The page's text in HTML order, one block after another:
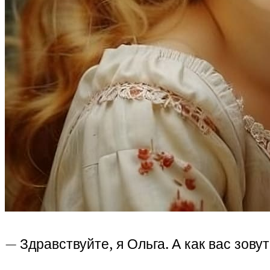
— Здравствуйте, я Ольга. А как вас